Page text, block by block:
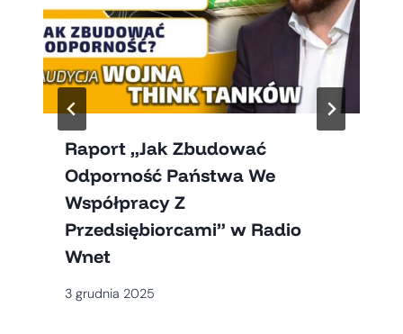
Raport „Jak Zbudować
Odporność Państwa We
Współpracy Z
Przedsiębiorcami” w Radio
Wnet
3 grudnia 2025